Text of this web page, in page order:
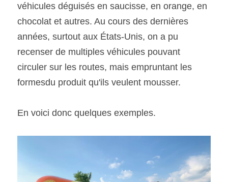
véhicules déguisés en saucisse, en orange, en
chocolat et autres. Au cours des dernières
années, surtout aux États-Unis, on a pu
recenser de multiples véhicules pouvant
circuler sur les routes, mais empruntant les
formesdu produit qu'ils veulent mousser.
En voici donc quelques exemples.